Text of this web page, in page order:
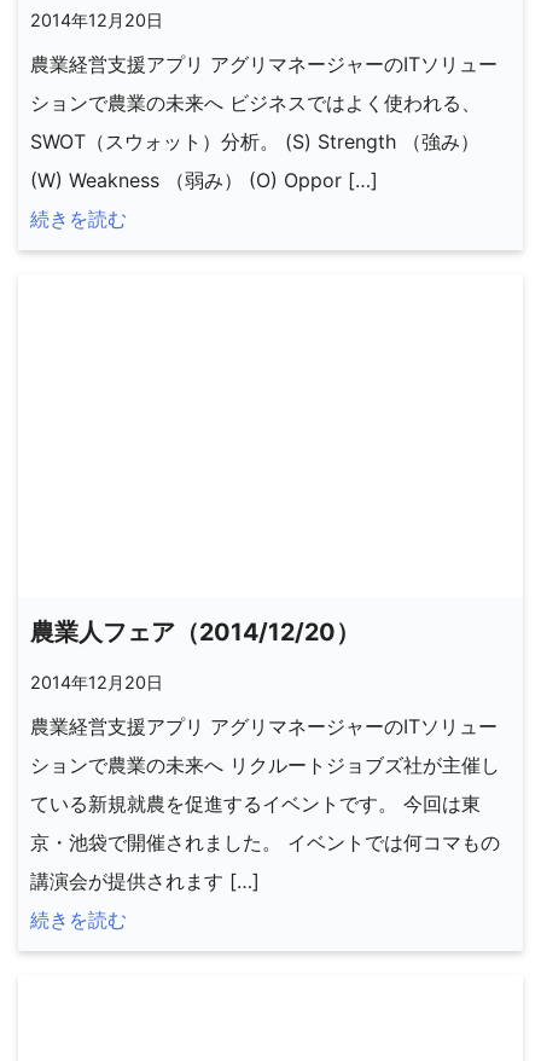
2014年12月20日
農業経営支援アプリ アグリマネージャーのITソリュー
ションで農業の未来へ ビジネスではよく使われる、
SWOT（スウォット）分析。 (S) Strength （強み）
(W) Weakness （弱み） (O) Oppor […]
続きを読む
農業人フェア（2014/12/20）
2014年12月20日
農業経営支援アプリ アグリマネージャーのITソリュー
ションで農業の未来へ リクルートジョブズ社が主催し
ている新規就農を促進するイベントです。 今回は東
京・池袋で開催されました。 イベントでは何コマもの
講演会が提供されます […]
続きを読む